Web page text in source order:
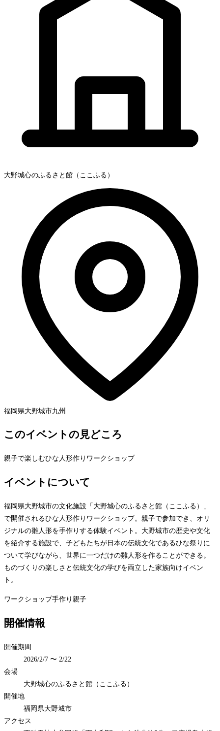
大野城心のふるさと館（ここふる）
福岡県大野城市九州
このイベントの見どころ
親子で楽しむひな人形作りワークショップ
イベントについて
福岡県大野城市の文化施設「大野城心のふるさと館（ここふる）」
で開催されるひな人形作りワークショップ。親子で参加でき、オリ
ジナルの雛人形を手作りする体験イベント。大野城市の歴史や文化
を紹介する施設で、子どもたちが日本の伝統文化であるひな祭りに
ついて学びながら、世界に一つだけの雛人形を作ることができる。
ものづくりの楽しさと伝統文化の学びを両立した家族向けイベン
ト。
ワークショップ手作り 親子
開催情報
開催期間
2026/2/7 〜 2/22
会場
大野城心のふるさと館（ここふる）
開催地
福岡県大野城市
アクセス